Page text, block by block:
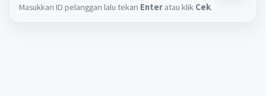
Masukkan ID pelanggan lalu tekan Enter atau klik Cek.